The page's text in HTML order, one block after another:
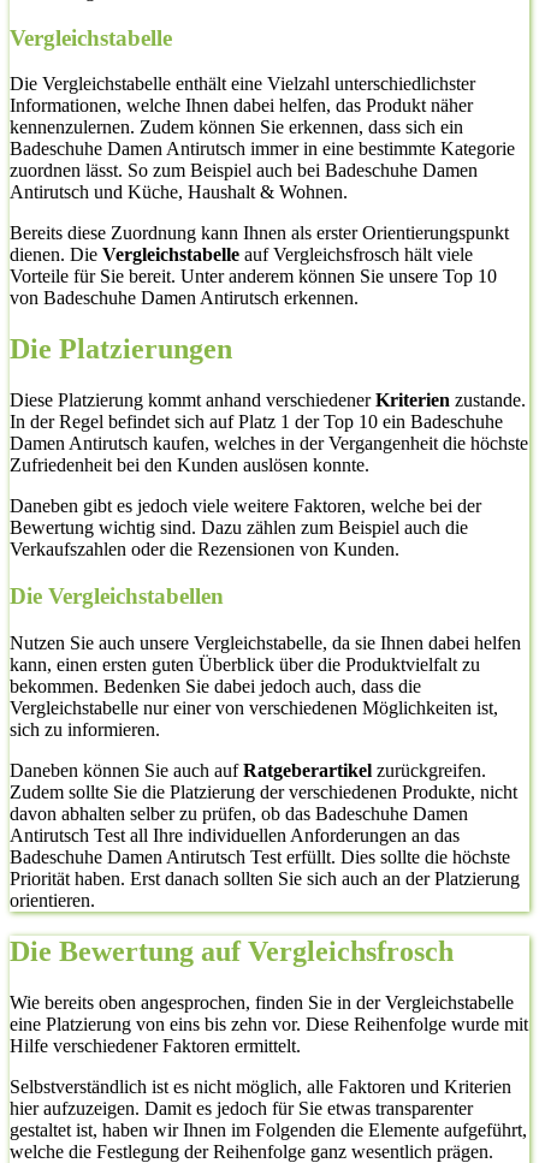
Vergleichstabelle
Die Vergleichstabelle enthält eine Vielzahl unterschiedlichster
Informationen, welche Ihnen dabei helfen, das Produkt näher
kennenzulernen. Zudem können Sie erkennen, dass sich ein
Badeschuhe Damen Antirutsch immer in eine bestimmte Kategorie
zuordnen lässt. So zum Beispiel auch bei Badeschuhe Damen
Antirutsch und Küche, Haushalt & Wohnen.
Bereits diese Zuordnung kann Ihnen als erster Orientierungspunkt
dienen. Die Vergleichstabelle auf Vergleichsfrosch hält viele
Vorteile für Sie bereit. Unter anderem können Sie unsere Top 10
von Badeschuhe Damen Antirutsch erkennen.
Die Platzierungen
Diese Platzierung kommt anhand verschiedenerKriterien zustande.
In der Regel befindet sich auf Platz 1 der Top 10 ein Badeschuhe
Damen Antirutsch kaufen, welches in der Vergangenheit die höchste
Zufriedenheit bei den Kunden auslösen konnte.
Daneben gibt es jedoch viele weitere Faktoren, welche bei der
Bewertung wichtig sind. Dazu zählen zum Beispiel auch die
Verkaufszahlen oder die Rezensionen von Kunden.
Die Vergleichstabellen
Nutzen Sie auch unsere Vergleichstabelle, da sie Ihnen dabei helfen
kann, einen ersten guten Überblick über die Produktvielfalt zu
bekommen. Bedenken Sie dabei jedoch auch, dass die
Vergleichstabelle nur einer von verschiedenen Möglichkeiten ist,
sich zu informieren.
Daneben können Sie auch aufRatgeberartikel zurückgreifen.
Zudem sollte Sie die Platzierung der verschiedenen Produkte, nicht
davon abhalten selber zu prüfen, ob das Badeschuhe Damen
Antirutsch Test all Ihre individuellen Anforderungen an das
Badeschuhe Damen Antirutsch Test erfüllt. Dies sollte die höchste
Priorität haben. Erst danach sollten Sie sich auch an der Platzierung
orientieren.
Die Bewertung auf Vergleichsfrosch
Wie bereits oben angesprochen, finden Sie in der Vergleichstabelle
eine Platzierung von eins bis zehn vor. Diese Reihenfolge wurde mit
Hilfe verschiedener Faktoren ermittelt.
Selbstverständlich ist es nicht möglich, alle Faktoren und Kriterien
hier aufzuzeigen. Damit es jedoch für Sie etwas transparenter
gestaltet ist, haben wir Ihnen im Folgenden die Elemente aufgeführt,
welche die Festlegung der Reihenfolge ganz wesentlich prägen.